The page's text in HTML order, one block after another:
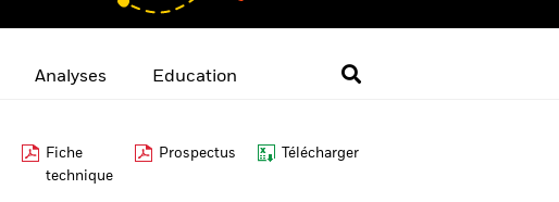
Analyses Education
Fiche
technique
Prospectus Télécharger